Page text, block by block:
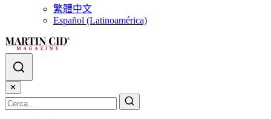
繁體中文
Español (Latinoamérica)
✕